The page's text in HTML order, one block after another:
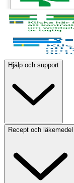
Hjälp och support
Recept och läkemedel